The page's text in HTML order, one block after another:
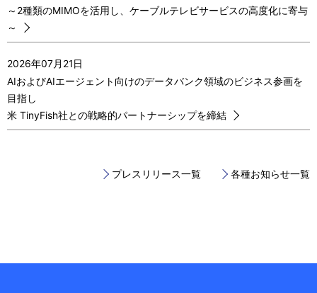
～2種類のMIMOを活用し、ケーブルテレビサービスの高度化に寄与
～
2026年07月21日
AIおよびAIエージェント向けのデータバンク領域のビジネス参画を
目指し
米 TinyFish社との戦略的パートナーシップを締結
プレスリリース一覧 各種お知らせ一覧